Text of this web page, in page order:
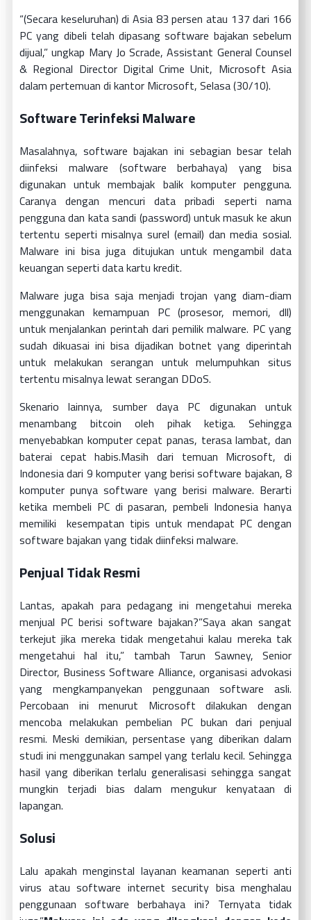
“(Secara keseluruhan) di Asia 83 persen atau 137 dari 166
PC yang dibeli telah dipasang software bajakan sebelum
dijual,” ungkap Mary Jo Scrade, Assistant General Counsel
& Regional Director Digital Crime Unit, Microsoft Asia
dalam pertemuan di kantor Microsoft, Selasa (30/10).
Software Terinfeksi Malware
Masalahnya, software bajakan ini sebagian besar telah
diinfeksi malware (software berbahaya) yang bisa
digunakan untuk membajak balik komputer pengguna.
Caranya dengan mencuri data pribadi seperti nama
pengguna dan kata sandi (password) untuk masuk ke akun
tertentu seperti misalnya surel (email) dan media sosial.
Malware ini bisa juga ditujukan untuk mengambil data
keuangan seperti data kartu kredit.
Malware juga bisa saja menjadi trojan yang diam-diam
menggunakan kemampuan PC (prosesor, memori, dll)
untuk menjalankan perintah dari pemilik malware. PC yang
sudah dikuasai ini bisa dijadikan botnet yang diperintah
untuk melakukan serangan untuk melumpuhkan situs
tertentu misalnya lewat serangan DDoS.
Skenario lainnya, sumber daya PC digunakan untuk
menambang bitcoin oleh pihak ketiga. Sehingga
menyebabkan komputer cepat panas, terasa lambat, dan
baterai cepat habis.Masih dari temuan Microsoft, di
Indonesia dari 9 komputer yang berisi software bajakan, 8
komputer punya software yang berisi malware. Berarti
ketika membeli PC di pasaran, pembeli Indonesia hanya
memiliki kesempatan tipis untuk mendapat PC dengan
software bajakan yang tidak diinfeksi malware.
Penjual Tidak Resmi
Lantas, apakah para pedagang ini mengetahui mereka
menjual PC berisi software bajakan?”Saya akan sangat
terkejut jika mereka tidak mengetahui kalau mereka tak
mengetahui hal itu,” tambah Tarun Sawney, Senior
Director, Business Software Alliance, organisasi advokasi
yang mengkampanyekan penggunaan software asli.
Percobaan ini menurut Microsoft dilakukan dengan
mencoba melakukan pembelian PC bukan dari penjual
resmi. Meski demikian, persentase yang diberikan dalam
studi ini menggunakan sampel yang terlalu kecil. Sehingga
hasil yang diberikan terlalu generalisasi sehingga sangat
mungkin terjadi bias dalam mengukur kenyataan di
lapangan.
Solusi
Lalu apakah menginstal layanan keamanan seperti anti
virus atau software internet security bisa menghalau
penggunaan software berbahaya ini? Ternyata tidak